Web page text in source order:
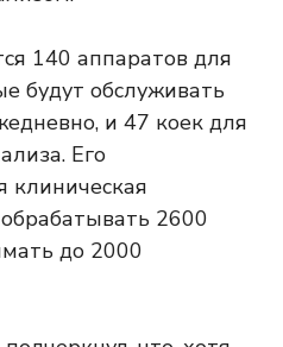
140 аппаратов для
будут обслуживать
и 47 коек для
Его
клиническая
2600
до 2000